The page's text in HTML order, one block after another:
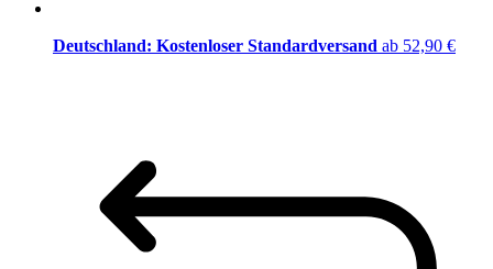
Deutschland: Kostenloser Standardversand ab 52,90 €